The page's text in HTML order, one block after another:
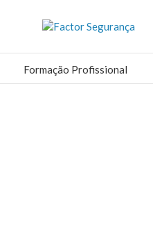
Formação Profissional